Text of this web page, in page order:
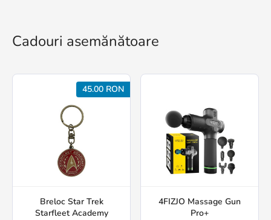
Cadouri asemănătoare
45.00 RON
Breloc Star Trek
Starfleet Academy
4FIZJO Massage Gun
Pro+